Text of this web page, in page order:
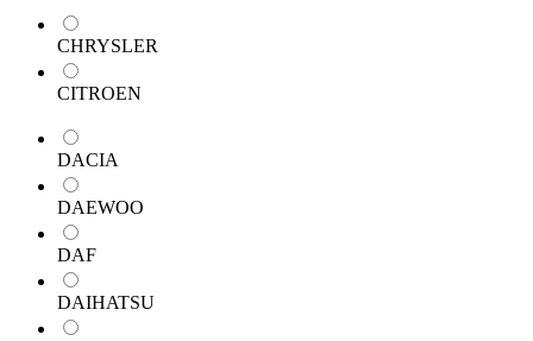
CHRYSLER
CITROEN
DACIA
DAEWOO
DAF
DAIHATSU